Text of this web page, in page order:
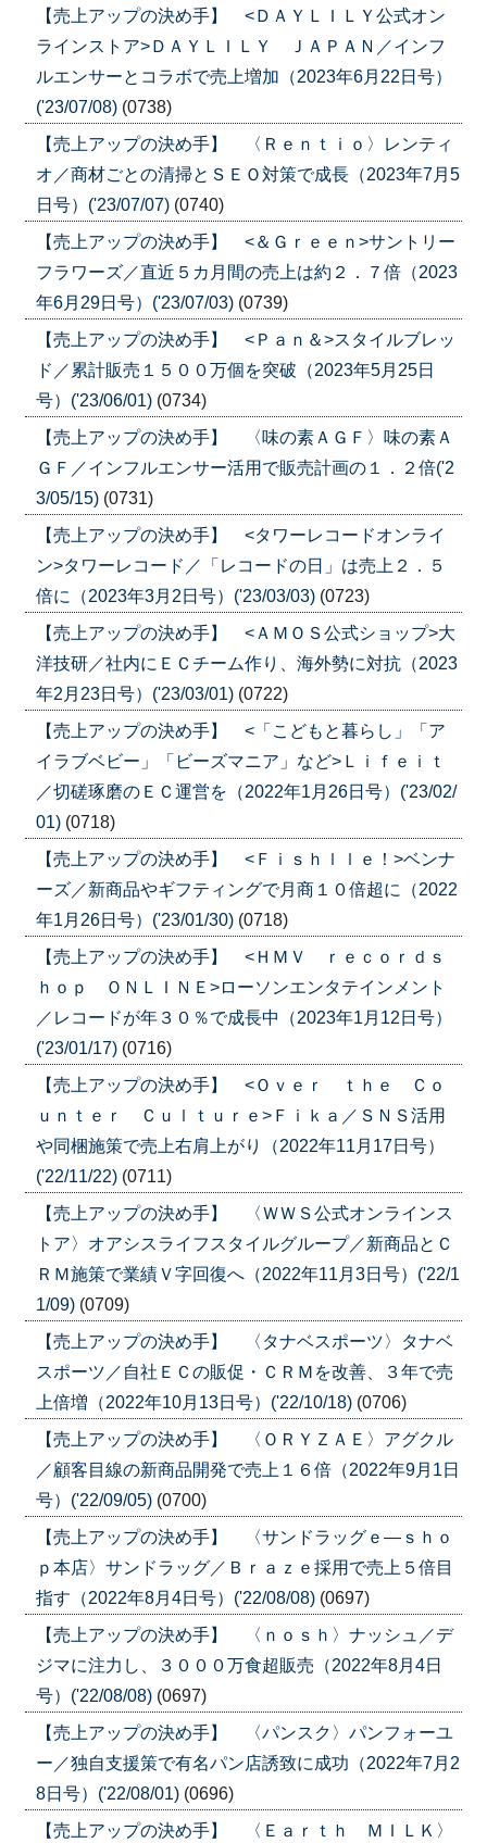
【売上アップの決め手】 <ＤＡＹＬＩＬＹ公式オン
ラインストア>ＤＡＹＬＩＬＹ ＪＡＰＡＮ／インフ
ルエンサーとコラボで売上増加（2023年6月22日号）
('23/07/08) (0738)
【売上アップの決め手】 〈Ｒｅｎｔｉｏ〉レンティ
オ／商材ごとの清掃とＳＥＯ対策で成長（2023年7月5
日号）('23/07/07) (0740)
【売上アップの決め手】 <＆Ｇｒｅｅｎ>サントリー
フラワーズ／直近５カ月間の売上は約２．７倍（2023
年6月29日号）('23/07/03) (0739)
【売上アップの決め手】 <Ｐａｎ＆>スタイルブレッ
ド／累計販売１５００万個を突破（2023年5月25日
号）('23/06/01) (0734)
【売上アップの決め手】 〈味の素ＡＧＦ〉味の素Ａ
ＧＦ／インフルエンサー活用で販売計画の１．２倍('2
3/05/15) (0731)
【売上アップの決め手】 <タワーレコードオンライ
ン>タワーレコード／「レコードの日」は売上２．５
倍に（2023年3月2日号）('23/03/03) (0723)
【売上アップの決め手】 <ＡＭＯＳ公式ショップ>大
洋技研／社内にＥＣチーム作り、海外勢に対抗（2023
年2月23日号）('23/03/01) (0722)
【売上アップの決め手】 <「こどもと暮らし」「ア
イラブベビー」「ビーズマニア」など>Ｌｉｆｅｉｔ
／切磋琢磨のＥＣ運営を（2022年1月26日号）('23/02/
01) (0718)
【売上アップの決め手】 <Ｆｉｓｈｌｌｅ！>ベンナ
ーズ／新商品やギフティングで月商１０倍超に（2022
年1月26日号）('23/01/30) (0718)
【売上アップの決め手】 <ＨＭＶ ｒｅｃｏｒｄｓ
ｈｏｐ ＯＮＬＩＮＥ>ローソンエンタテインメント
／レコードが年３０％で成長中（2023年1月12日号）
('23/01/17) (0716)
【売上アップの決め手】 <Ｏｖｅｒ ｔｈｅ Ｃｏ
ｕｎｔｅｒ Ｃｕｌｔｕｒｅ>Ｆｉｋａ／ＳＮＳ活用
や同梱施策で売上右肩上がり（2022年11月17日号）
('22/11/22) (0711)
【売上アップの決め手】 〈ＷＷＳ公式オンラインス
トア〉オアシスライフスタイルグループ／新商品とＣ
ＲＭ施策で業績Ｖ字回復へ（2022年11月3日号）('22/1
1/09) (0709)
【売上アップの決め手】 〈タナベスポーツ〉タナベ
スポーツ／自社ＥＣの販促・ＣＲＭを改善、３年で売
上倍増（2022年10月13日号）('22/10/18) (0706)
【売上アップの決め手】 〈ＯＲＹＺＡＥ〉アグクル
／顧客目線の新商品開発で売上１６倍（2022年9月1日
号）('22/09/05) (0700)
【売上アップの決め手】 〈サンドラッグｅ―ｓｈｏ
ｐ本店〉サンドラッグ／Ｂｒａｚｅ採用で売上５倍目
指す（2022年8月4日号）('22/08/08) (0697)
【売上アップの決め手】 〈ｎｏｓｈ〉ナッシュ／デ
ジマに注力し、３０００万食超販売（2022年8月4日
号）('22/08/08) (0697)
【売上アップの決め手】 〈パンスク〉パンフォーユ
ー／独自支援策で有名パン店誘致に成功（2022年7月2
8日号）('22/08/01) (0696)
【売上アップの決め手】 〈Ｅａｒｔｈ ＭＩＬＫ〉